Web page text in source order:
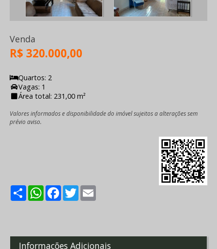
Venda
R$ 320.000,00
Quartos: 2
Vagas: 1
Área total: 231,00 m²
Valores informados e disponibilidade do imóvel sujeitos a alterações sem
prévio aviso.
ShareWhatsApp
Facebook
Twitter
Informações Adicionais